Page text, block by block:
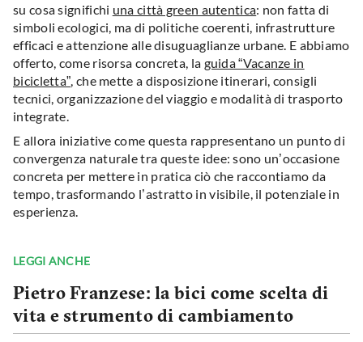
su cosa significhi una città green autentica: non fatta di
simboli ecologici, ma di politiche coerenti, infrastrutture
efficaci e attenzione alle disuguaglianze urbane. E abbiamo
offerto, come risorsa concreta, la guida “Vacanze in
bicicletta”, che mette a disposizione itinerari, consigli
tecnici, organizzazione del viaggio e modalità di trasporto
integrate.
E allora iniziative come questa rappresentano un punto di
convergenza naturale tra queste idee: sono un’occasione
concreta per mettere in pratica ciò che raccontiamo da
tempo, trasformando l’astratto in visibile, il potenziale in
esperienza.
LEGGI ANCHE
Pietro Franzese: la bici come scelta di
vita e strumento di cambiamento